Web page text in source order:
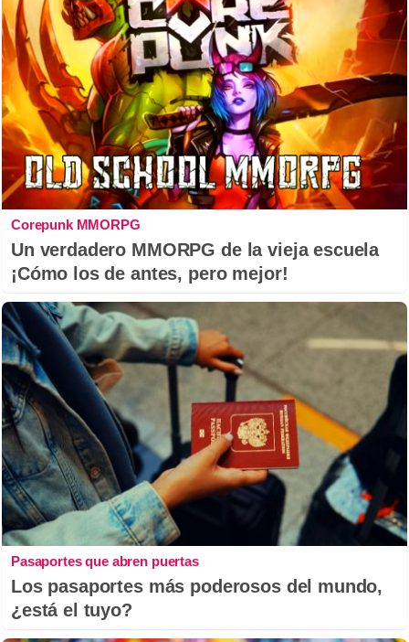
Corepunk MMORPG
Un verdadero MMORPG de la vieja escuela
¡Cómo los de antes, pero mejor!
Pasaportes que abren puertas
Los pasaportes más poderosos del mundo,
¿está el tuyo?